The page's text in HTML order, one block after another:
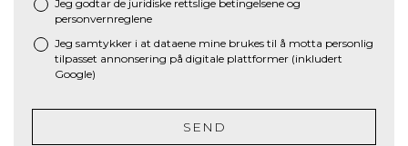
* Jeg godtar de juridiske rettslige betingelsene og
personvernreglene
Jeg samtykker i at dataene mine brukes til å motta personlig
tilpasset annonsering på digitale plattformer (inkludert
Google)
SEND